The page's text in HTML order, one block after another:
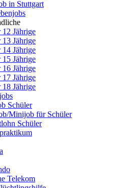
in Stuttgart
12 Jährige
13 Jährige
14 Jährige
15 Jährige
16 Jährige
17 Jährige
18 Jährige
Schüler
Minijob für Schüler
Schüler
Telekom